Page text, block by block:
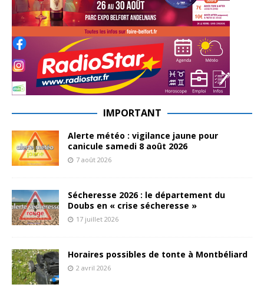
IMPORTANT
Alerte météo : vigilance jaune pour
canicule samedi 8 août 2026
7 août 2026
Sécheresse 2026 : le département du
Doubs en « crise sécheresse »
17 juillet 2026
Horaires possibles de tonte à Montbéliard
2 avril 2026